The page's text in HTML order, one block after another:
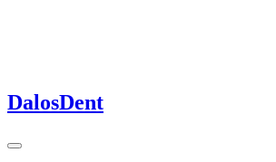
DalosDent